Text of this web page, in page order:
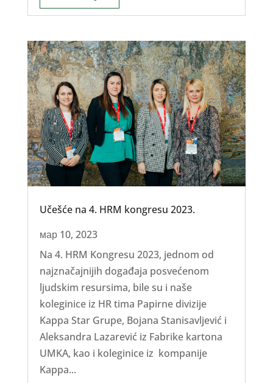
Učešće na 4. HRM kongresu 2023.
мар 10, 2023
Na 4. HRM Kongresu 2023, jednom od
najznačajnijih događaja posvećenom
ljudskim resursima, bile su i naše
koleginice iz HR tima Papirne divizije
Kappa Star Grupe, Bojana Stanisavljević i
Aleksandra Lazarević iz Fabrike kartona
UMKA, kao i koleginice iz kompanije
Kappa...